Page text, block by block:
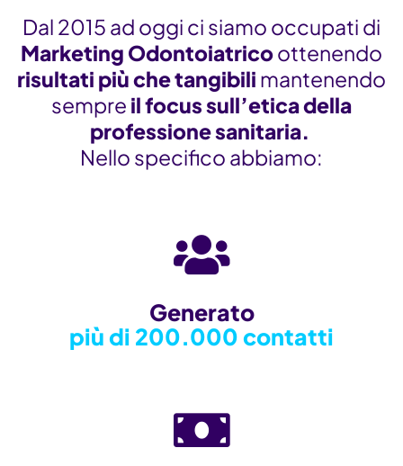
Dal 2015 ad oggi ci siamo occupati di
Marketing Odontoiatricoottenendo
risultati più che tangibili mantenendo
sempre il focus sull’etica della
professione sanitaria.
Nello specifico abbiamo:
Generato
più di 200.000 contatti